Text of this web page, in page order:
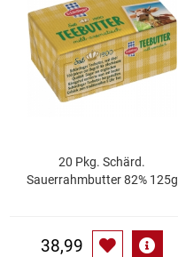
20 Pkg. Schärd.
Sauerrahmbutter 82% 125g
38,99